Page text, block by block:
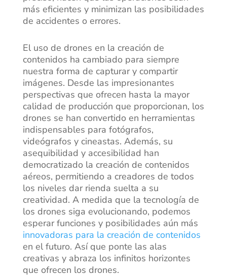
más eficientes y minimizan las posibilidades
de accidentes o errores.
El uso de drones en la creación de
contenidos ha cambiado para siempre
nuestra forma de capturar y compartir
imágenes. Desde las impresionantes
perspectivas que ofrecen hasta la mayor
calidad de producción que proporcionan, los
drones se han convertido en herramientas
indispensables para fotógrafos,
videógrafos y cineastas. Además, su
asequibilidad y accesibilidad han
democratizado la creación de contenidos
aéreos, permitiendo a creadores de todos
los niveles dar rienda suelta a su
creatividad. A medida que la tecnología de
los drones siga evolucionando, podemos
esperar funciones y posibilidades aún más
innovadoras para la creación de contenidos
en el futuro. Así que ponte las alas
creativas y abraza los infinitos horizontes
que ofrecen los drones.